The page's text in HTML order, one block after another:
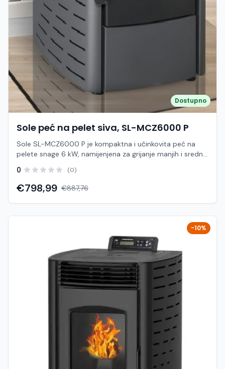
Dostupno
Sole peć na pelet siva, SL-MCZ6000 P
Sole SL-MCZ6000 P je kompaktna i učinkovita peć na
pelete snage 6 kW, namijenjena za grijanje manjih i srednje
prostora. Zahvaljujući modernom dizajnu i jednostavnom
upravljanju, predstavlja ekonomično i pouzdano rješenje
za svakodnevno grijanje. Peć koristi automatski sustav
doziranja peleta i elektroničko upravljanje, čime osigurava
prostora, dok visoka učinkovitost i niska potrošnja peleta
približno 0,55 do 1,5 kg/h svrstava ovaj model među
ekonomične i štedljive uređaje, uz minimalno održavanje.
Karakteristike: Model: SL-MCZ6000 P Brand: Sole Tip: Peć
na pelete (toplozračna) Snaga: 6 kW Površina grijanja:
cca 40 – 60 m² Kapacitet spremnika: 10 – 11 kg Potrošnja
peleta: cca 0,55 – 1,5 kg/h Učinkovitost: do cca 90%
Dimenzije (Š×D×V): cca 463 × 507 × 718 mm Težina: cca
Automatsko doziranje peleta Regulacija snage rada Timer
i programabilni rad Digitalno upravljanje + daljinski
upravljač Sigurnosni sustavi (presostat, temperaturna
0 (0)
€798,99 €887,76
-10%